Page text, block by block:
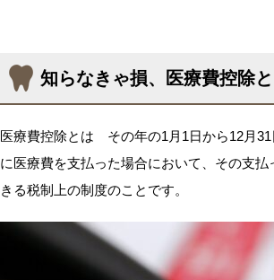
知らなきゃ損、医療費控除と
医療費控除とは その年の1月1日から12月
に医療費を支払った場合において、その支
きる税制上の制度のことです。